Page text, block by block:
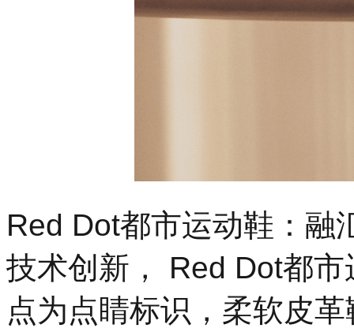
Red Dot都市运动鞋：融
技术创新， Red Dot都
点为点睛标识，柔软皮